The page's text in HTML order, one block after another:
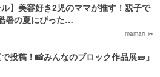
ル】美容好き2児のママが推す！親子で
暑の夏にぴった…
mamari
投稿！📸みんなのブロック作品展🧱」